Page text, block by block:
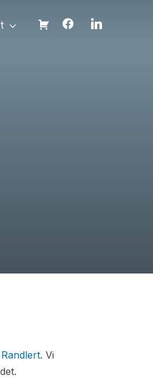
facebooklinkedin
Kassa
. Vi